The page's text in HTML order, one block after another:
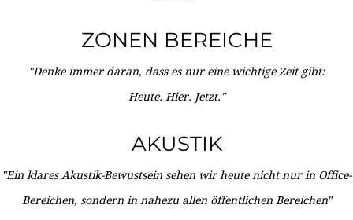
ZONEN BEREICHE
"Denke immer daran, dass es nur eine wichtige Zeit gibt:
Heute. Hier. Jetzt."
AKUSTIK
"Ein klares Akustik-Bewustsein sehen wir heute nicht nur in Office-
Bereichen, sondern in nahezu allen öffentlichen Bereichen"